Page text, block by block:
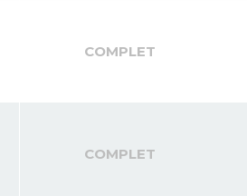
COMPLET
COMPLET